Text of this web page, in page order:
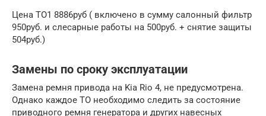
Цена ТО1 8886руб ( включено в сумму салонный фильтр
950руб. и слесарные работы на 500руб. + снятие защиты
504руб.)
Замены по сроку эксплуатации
Замена ремня привода на Kia Rio 4, не предусмотрена.
Однако каждое ТО необходимо следить за состояние
приводного ремня генератора и других навесных